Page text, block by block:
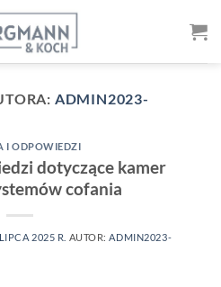
ADMIN2023-
I ODPOWIEDZI
dotyczące kamer
cofania
2025 R. AUTOR: ADMIN2023-